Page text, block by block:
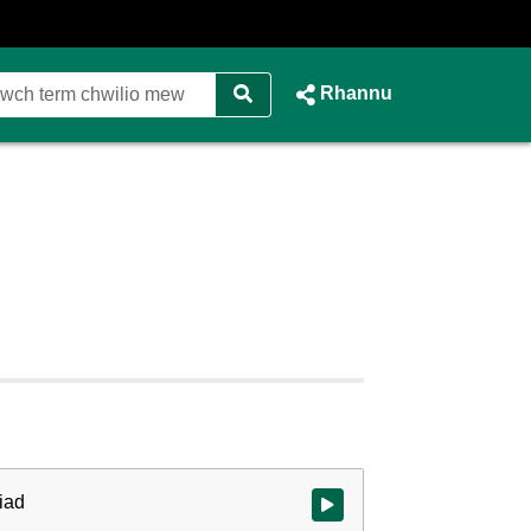
Rhannu
Gwylio'r fideo ar dechrau'r